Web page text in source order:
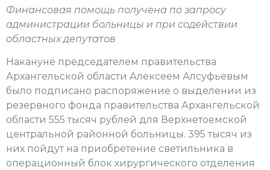
Финансовая помощь получена по запросу
администрации больницы и при содействии
областных депутатов
Накануне председателем правительства
Архангельской области Алексеем Алсуфьевым
было подписано распоряжение о выделении из
резервного фонда правительства Архангельской
области 555 тысяч рублей для Верхнетоемской
центральной районной больницы. 395 тысяч из
них пойдут на приобретение светильника в
операционный блок хирургического отделения